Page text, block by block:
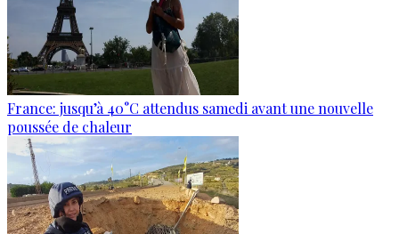
France: jusqu’à 40°C attendus samedi avant une nouvelle
poussée de chaleur